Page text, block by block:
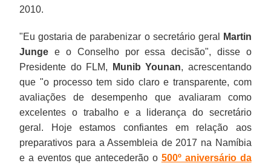
2010.
"Eu gostaria de parabenizar o secretário geral
Martin
Junge e o Conselho por essa decisão", disse o
Presidente do FLM,
Munib Younan, acrescentando
que "o processo tem sido claro e transparente, com
avaliações de desempenho que avaliaram como
excelentes o trabalho e a liderança do secretário
geral. Hoje estamos confiantes em relação aos
preparativos para a Assembleia de 2017 na Namíbia
e a eventos que antecederão o 500º aniversário da